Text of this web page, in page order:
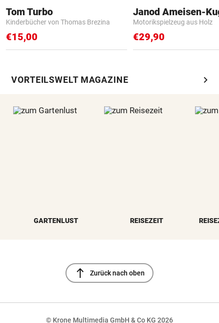
Tom Turbo
Kinderbücher von Thomas Brezina
€15,00
Janod Ameisen-
Motorikspielzeug aus Holz
€29,90
VORTEILSWELT MAGAZINE chevron_right
GARTENLUST REISEZEIT
north Zurück nach oben
© Krone Multimedia GmbH & Co KG 2026